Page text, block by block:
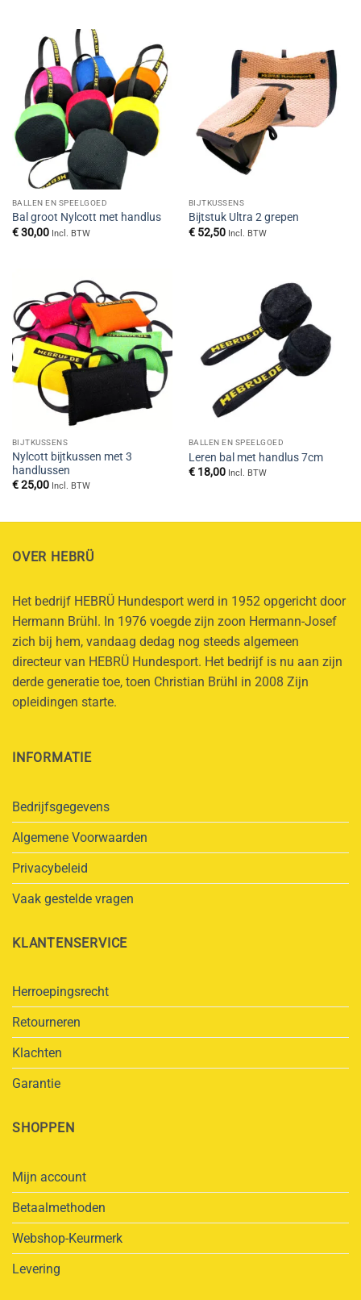
BALLEN EN SPEELGOED
Bal groot Nylcott met handlus
€30,00 Incl. BTW
BIJTKUSSENS
Bijtstuk Ultra 2 grepen
€52,50 Incl. BTW
BIJTKUSSENS
Nylcott bijtkussen met 3
handlussen
€25,00 Incl. BTW
BALLEN EN SPEELGOED
Leren bal met handlus 7cm
€18,00 Incl. BTW
OVER HEBRÜ
Het bedrijf HEBRÜ Hundesport werd in 1952 opgericht door
Hermann Brühl. In 1976 voegde zijn zoon Hermann-Josef
zich bij hem, vandaag dedag nog steeds algemeen
directeur van HEBRÜ Hundesport. Het bedrijf is nu aan zijn
derde generatie toe, toen Christian Brühl in 2008 Zijn
opleidingen starte.
INFORMATIE
Bedrijfsgegevens
Algemene Voorwaarden
Privacybeleid
Vaak gestelde vragen
KLANTENSERVICE
Herroepingsrecht
Retourneren
Klachten
Garantie
SHOPPEN
Mijn account
Betaalmethoden
Webshop-Keurmerk
Levering